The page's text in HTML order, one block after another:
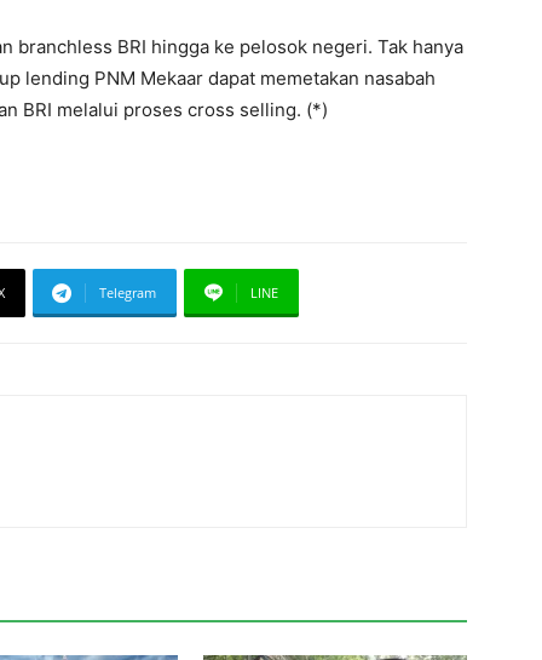
branchless BRI hingga ke pelosok negeri. Tak hanya
lending PNM Mekaar dapat memetakan nasabah
BRI melalui proses cross selling. (*)
Telegram LINE